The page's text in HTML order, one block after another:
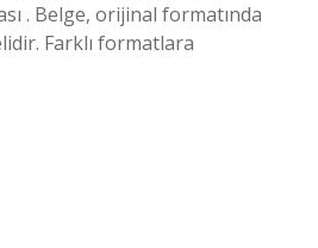
. Belge, orijinal formatında
Farklı formatlara